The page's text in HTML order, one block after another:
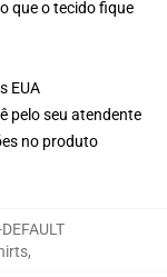
que o tecido fique
EUA
pelo seu atendente
no produto
,